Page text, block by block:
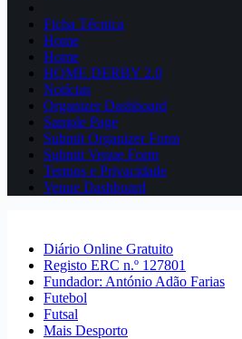
Ficha Técnica
Home
Home
HOME DERBY 2.0
Notícias
Organizer Dashboard
Sample Page
Submit Organizer Form
Submit Venue Form
Termos e Privacidade
Venue Dashboard
Diário Online Gratuito
Registo ERC n.º 127801
Fundador: António Adão Farias
Futebol
Futsal
Mais Desporto